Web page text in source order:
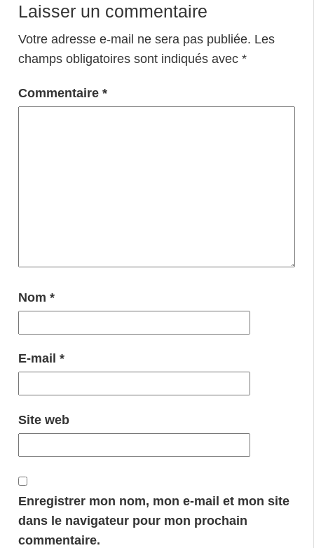
Laisser un commentaire
Votre adresse e-mail ne sera pas publiée. Les
champs obligatoires sont indiqués avec *
Commentaire *
Nom *
E-mail *
Site web
Enregistrer mon nom, mon e-mail et mon site
dans le navigateur pour mon prochain
commentaire.